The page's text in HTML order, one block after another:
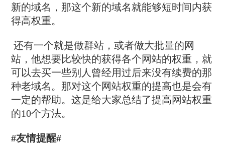
新的域名，那这个新的域名就能够短时间内获
得高权重。
还有一个就是做群站，或者做大批量的网
站，他想要比较快的获得各个网站的权重，就
可以去买一些别人曾经用过后来没有续费的那
种老域名。那对这个网站权重的提高也是会有
一定的帮助。这是给大家总结了提高网站权重
的10个方法。
#友情提醒#